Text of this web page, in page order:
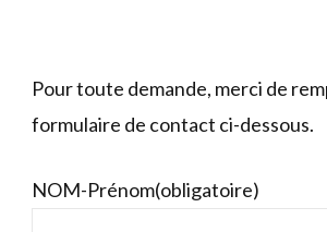
Pour toute demande, merci de
formulaire de contact ci-dessous.
NOM-Prénom(obligatoire)